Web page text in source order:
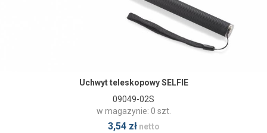
Uchwyt teleskopowy SELFIE
09049-02S
w magazynie: 0 szt.
3,54 złnetto